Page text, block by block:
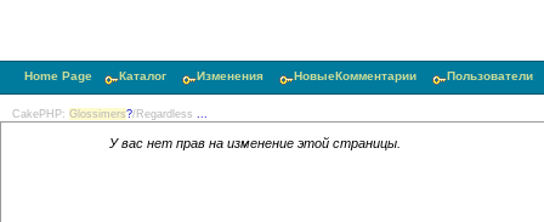
Home Page Каталог Изменения НовыеКомментарии Пользователи
CakePHP: Glossimers?/Regardless
У вас нет прав на изменение этой страницы.